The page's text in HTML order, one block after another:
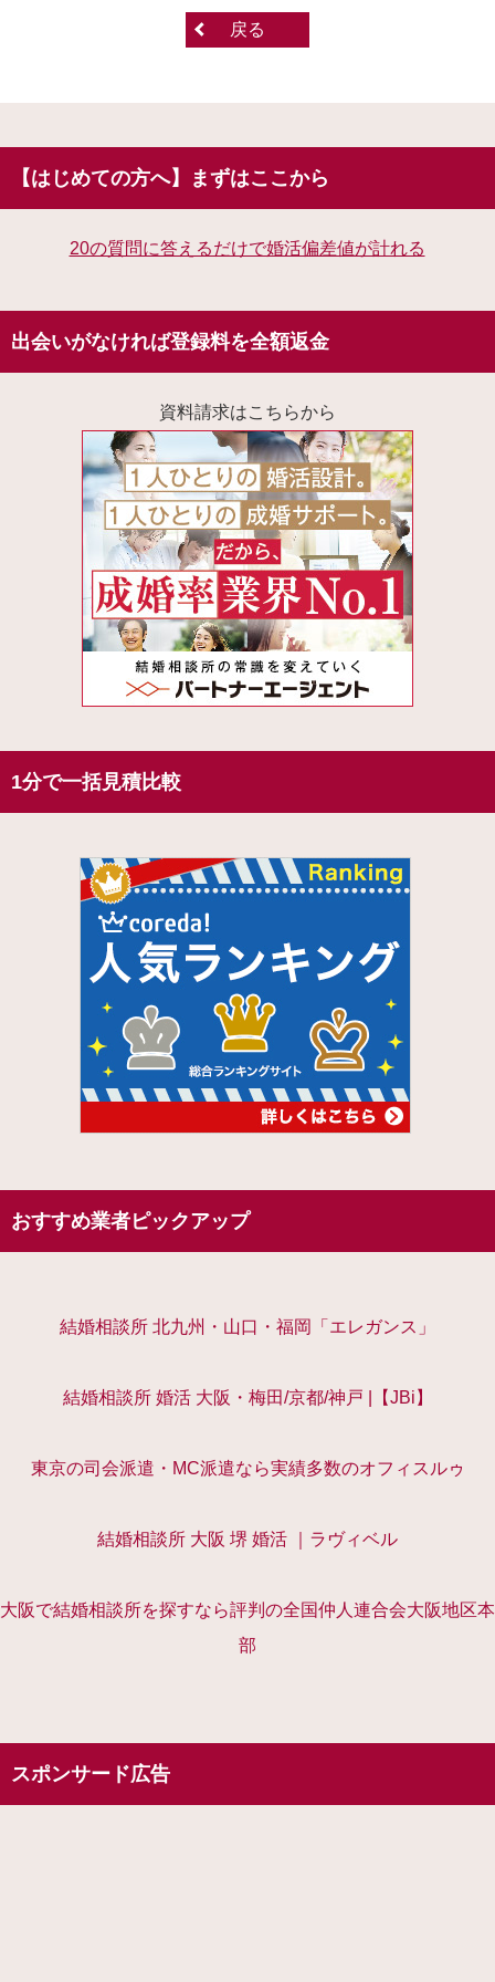
戻る
【はじめての方へ】まずはここから
20の質問に答えるだけで婚活偏差値が計れる
出会いがなければ登録料を全額返金
資料請求はこちらから
1分で一括見積比較
おすすめ業者ピックアップ
結婚相談所 北九州・山口・福岡「エレガンス」
結婚相談所 婚活 大阪・梅田/京都/神戸 |【JBi】
東京の司会派遣・MC派遣なら実績多数のオフィスルゥ
結婚相談所 大阪 堺 婚活 ｜ラヴィベル
大阪で結婚相談所を探すなら評判の全国仲人連合会大阪地区本
部
スポンサード広告